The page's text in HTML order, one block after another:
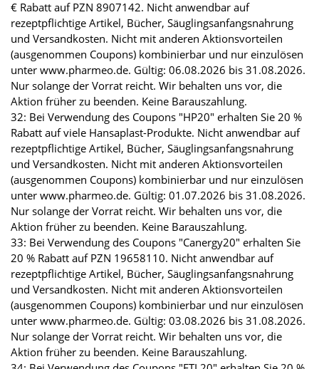
€ Rabatt auf PZN 8907142. Nicht anwendbar auf
rezeptpflichtige Artikel, Bücher, Säuglingsanfangsnahrung
und Versandkosten. Nicht mit anderen Aktionsvorteilen
(ausgenommen Coupons) kombinierbar und nur einzulösen
unter www.pharmeo.de. Gültig: 06.08.2026 bis 31.08.2026.
Nur solange der Vorrat reicht. Wir behalten uns vor, die
Aktion früher zu beenden. Keine Barauszahlung.
32: Bei Verwendung des Coupons "HP20" erhalten Sie 20 %
Rabatt auf viele Hansaplast-Produkte. Nicht anwendbar auf
rezeptpflichtige Artikel, Bücher, Säuglingsanfangsnahrung
und Versandkosten. Nicht mit anderen Aktionsvorteilen
(ausgenommen Coupons) kombinierbar und nur einzulösen
unter www.pharmeo.de. Gültig: 01.07.2026 bis 31.08.2026.
Nur solange der Vorrat reicht. Wir behalten uns vor, die
Aktion früher zu beenden. Keine Barauszahlung.
33: Bei Verwendung des Coupons "Canergy20" erhalten Sie
20 % Rabatt auf PZN 19658110. Nicht anwendbar auf
rezeptpflichtige Artikel, Bücher, Säuglingsanfangsnahrung
und Versandkosten. Nicht mit anderen Aktionsvorteilen
(ausgenommen Coupons) kombinierbar und nur einzulösen
unter www.pharmeo.de. Gültig: 03.08.2026 bis 31.08.2026.
Nur solange der Vorrat reicht. Wir behalten uns vor, die
Aktion früher zu beenden. Keine Barauszahlung.